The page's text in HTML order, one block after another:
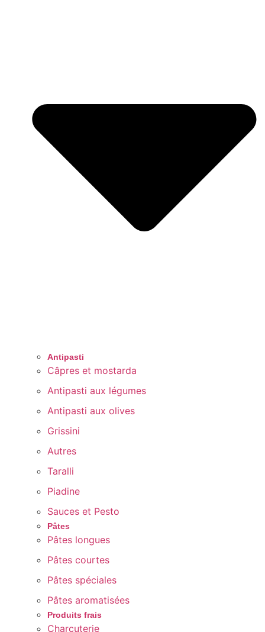
Antipasti
Câpres et mostarda
Antipasti aux légumes
Antipasti aux olives
Grissini
Autres
Taralli
Piadine
Sauces et Pesto
Pâtes
Pâtes longues
Pâtes courtes
Pâtes spéciales
Pâtes aromatisées
Produits frais
Charcuterie